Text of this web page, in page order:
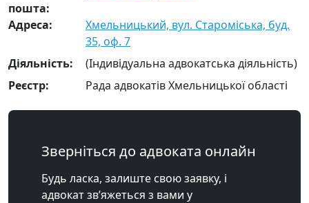
пошта:
Адреса:
Хмельницький, вул. Староміська, буд.
35, оф. 7
Діяльність:
(Індивідуальна адвокатська діяльність)
Реєстр:
Рада адвокатів Хмельницької області
Зверніться до адвоката онлайн
Будь ласка, залиште свою заявку, і
адвокат зв’яжеться з вами у